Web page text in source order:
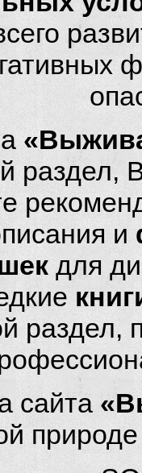
раздел,
и
для
сайта